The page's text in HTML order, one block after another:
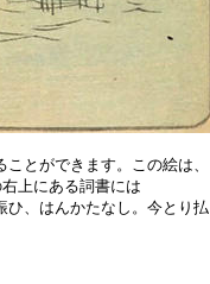
とができます。この絵は、
上にある詞書には
ひ、はんかたなし。今とり払